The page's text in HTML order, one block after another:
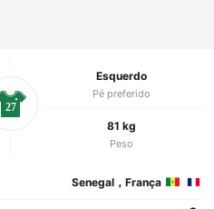
Esquerdo
Pé preferido
81 kg
Peso
27
Senegal，França